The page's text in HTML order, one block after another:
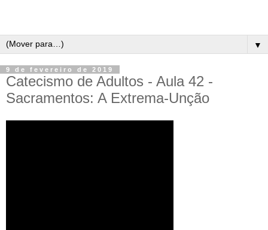
▼
9 de fevereiro de 2019
Catecismo de Adultos - Aula 42 -
Sacramentos: A Extrema-Unção